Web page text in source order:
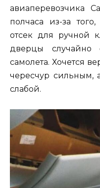
авиаперевозчика
полчаса из-за
отсек для ручной
дверцы случайно
самолета. Хочется
чересчур сильным,
слабой.